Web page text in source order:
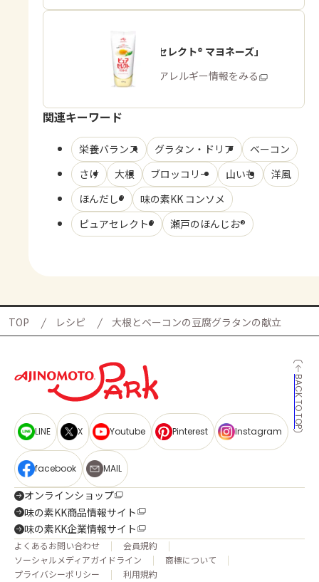
「ピュアセレクト® マヨネーズ」
商品・アレルギー情報をみる
関連キーワード
栄養バランス グラタン・ドリア
ベーコン
さけ
大根 ブロッコリー 山いも
洋風
ほんだし®
味の素KK コンソメ
ピュアセレクト®
瀬戸のほんじお®
TOP レシピ 大根とベーコンの豆腐グラタンの献立
BACK TO TOP
LINE X Youtube Pinterest Instagram
facebook MAIL
オンラインショップ
味の素KK商品情報サイト
味の素KK企業情報サイト
よくあるお問い合わせ
会員規約
ソーシャルメディアガイドライン
商標について
プライバシーポリシー
利用規約